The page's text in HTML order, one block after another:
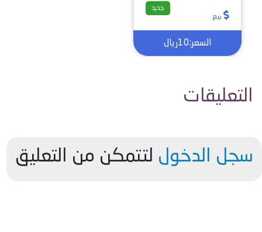
جديد
السعر:10ريال
التعليقات
سجل الدخول لتتمكن من التعليق